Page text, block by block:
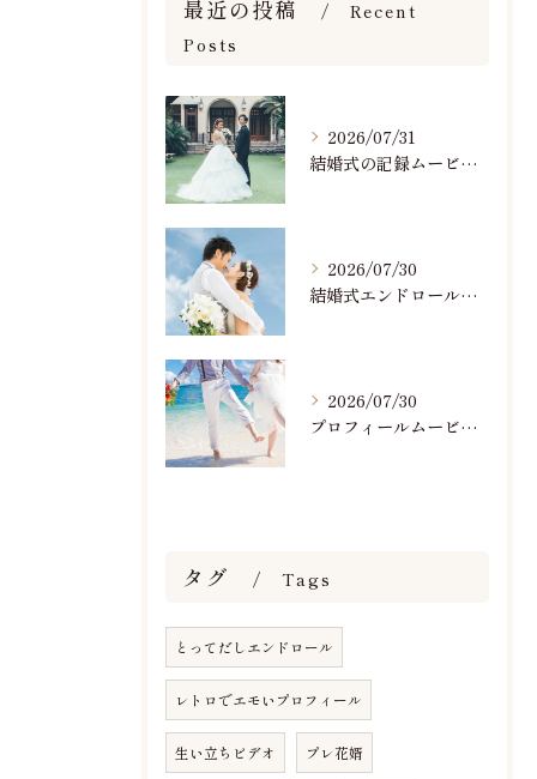
最近の投稿
Recent
Posts
2026/07/31
結婚式の記録ムービーの映像撮影スタッフを募集中です
2026/07/30
結婚式エンドロールで人気のおすすめBGM楽曲ランキング！(7/29最新)
2026/07/30
プロフィールムービーで人気おすすめのBGM楽曲ランキング！(7/29最新)
タグ Tags
とってだしエンドロール
レトロでエモいプロフィール
生い立ちビデオ プレ花婿